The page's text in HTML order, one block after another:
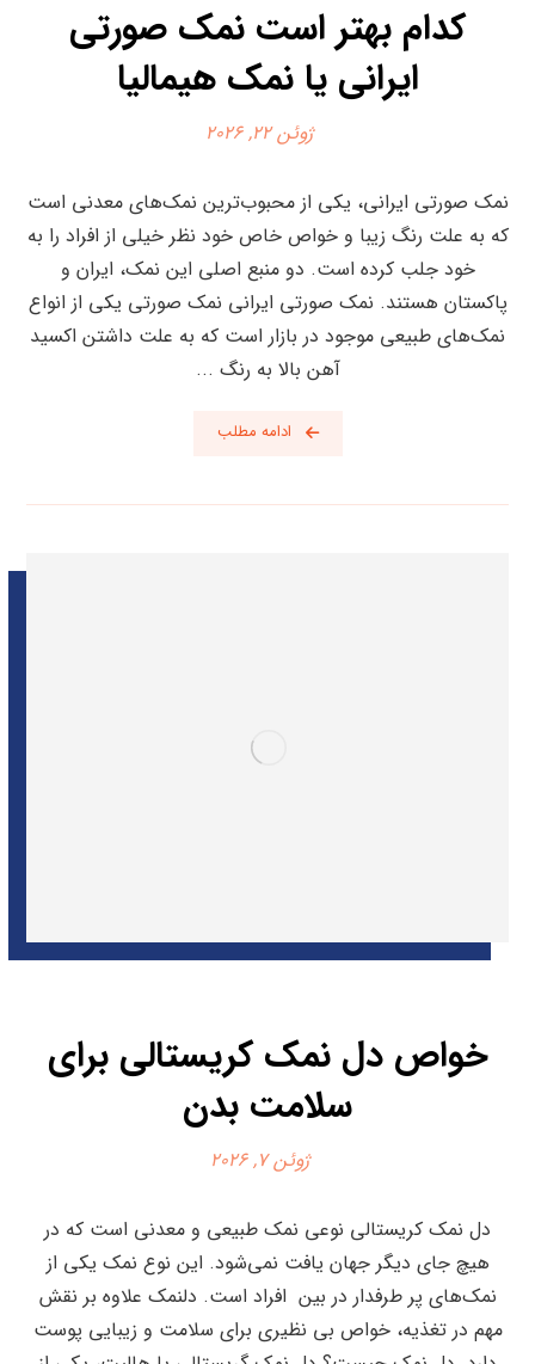
کدام بهتر است نمک صورتی
ایرانی یا نمک هیمالیا
ژوئن 22, 2026
نمک صورتی ایرانی، یکی از محبوب‌ترین نمک‌های معدنی است
که به علت رنگ زیبا و خواص خاص خود نظر خیلی از افراد را به
خود جلب کرده است. دو منبع اصلی این نمک، ایران و
پاکستان هستند. نمک صورتی ایرانی نمک صورتی یکی از انواع
نمک‌های طبیعی موجود در بازار است که به علت داشتن اکسید
آهن بالا به رنگ ...
ادامه مطلب
خواص دل نمک کریستالی برای
سلامت بدن
ژوئن 7, 2026
دل نمک کریستالی نوعی نمک طبیعی و معدنی است که در
هیچ جای دیگر جهان یافت نمی‌شود. این نوع نمک یکی از
نمک‌های پر طرفدار در بین افراد است. دلنمک علاوه‌ بر نقش
مهم در تغذیه، خواص بی نظیری برای سلامت و زیبایی پوست